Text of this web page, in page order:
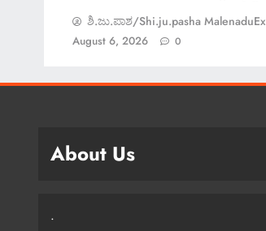
ಶಿ.ಜು.ಪಾಶ/Shi.ju.pasha
August 6, 2026 0
About Us
.